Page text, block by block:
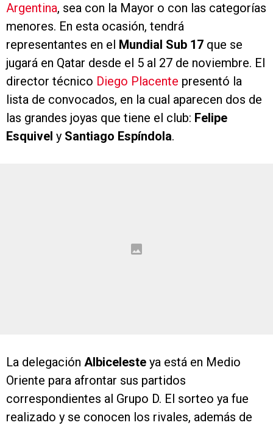
Argentina, sea con la Mayor o con las categorías
menores. En esta ocasión, tendrá
representantes en el Mundial Sub 17 que se
jugará en Qatar desde el 5 al 27 de noviembre. El
director técnico Diego Placente presentó la
lista de convocados, en la cual aparecen dos de
las grandes joyas que tiene el club: Felipe
Esquivel y Santiago Espíndola.
La delegación Albiceleste ya está en Medio
Oriente para afrontar sus partidos
correspondientes al Grupo D. El sorteo ya fue
realizado y se conocen los rivales, además de